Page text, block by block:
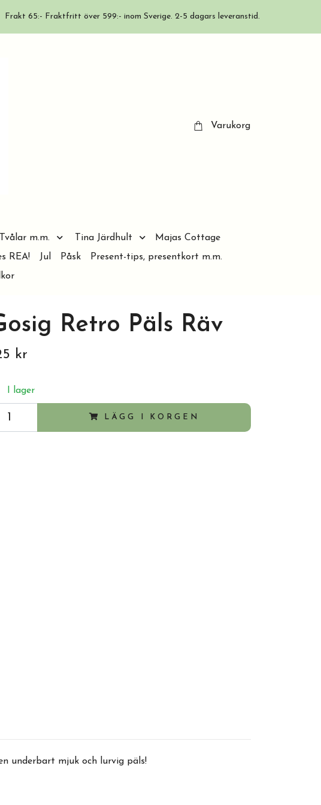
Frakt 65:- Fraktfritt över 599:- inom Sverige. 2-5 dagars leveranstid.
Varukorg
Tvålar m.m. Tina Järdhult
Majas Cottage
REA! Jul Påsk
Present-tips, presentkort m.m.
Retro Päls Räv
kr
I lager
LÄGG I KORGEN
underbart mjuk och lurvig päls!